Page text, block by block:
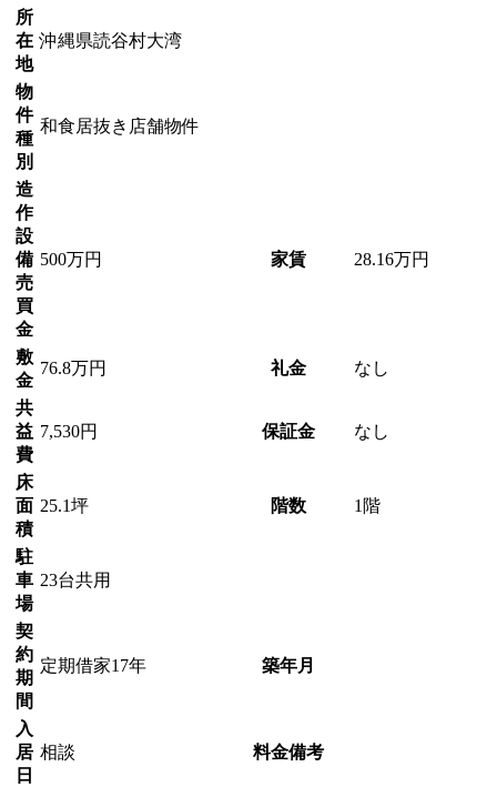
所
在
地
沖縄県読谷村大湾
物
件
種
別
和食居抜き店舗物件
造
作
設
備
売
買
金
500万円 家賃 28.16万円
敷
金
76.8万円 礼金 なし
共
益
費
7,530円 保証金 なし
床
面
積
25.1坪 階数 1階
駐
車
場
23台共用
契
約
期
間
定期借家17年 築年月
入
居
日
相談 料金備考